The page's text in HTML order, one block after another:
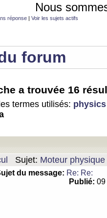
Nous
réponse | Voir les sujets actifs
forum
a trouvée 16
termes utilisés: physics
Sujet: Moteur
du message: Re: Re:
Publié: